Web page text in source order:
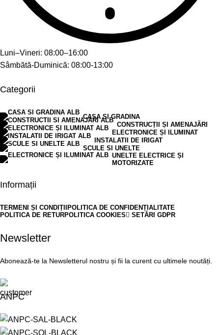
Luni–Vineri: 08:00–16:00
Sâmbătă-Duminică: 08:00-13:00
Categorii
CASA SI GRADINA
CONSTRUCȚII ȘI AMENAJĂRI
ELECTRONICE ȘI ILUMINAT
INSTALATII DE IRIGAT
SCULE SI UNELTE
UNELTE ELECTRICE ȘI
MOTORIZATE
Informații
TERMENI ȘI CONDIȚII
POLITICA DE CONFIDENȚIALITATE
POLITICA DE RETURPOLITICA COOKIES SETĂRI GDPR
Newsletter
Abonează-te la Newsletterul nostru și fii la curent cu ultimele noutăți.
ANPC